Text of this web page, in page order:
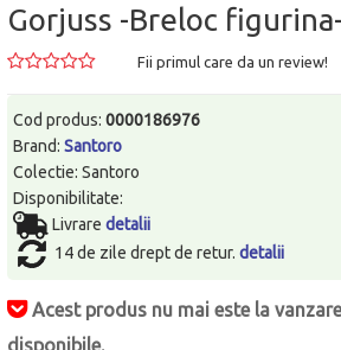
Gorjuss -Breloc
Fii primul care da un review!
Cod produs:0000186976
Brand:Santoro
Colectie: Santoro
Disponibilitate:
Livraredetalii
14 de zile drept de retur.detalii
Acest produs nu mai este la
disponibile.